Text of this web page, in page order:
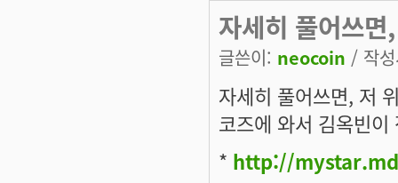
자세히 풀어쓰
글쓴이: neocoin / 작
자세히 풀어쓰면, 저
코즈에 와서 김옥빈
* http://